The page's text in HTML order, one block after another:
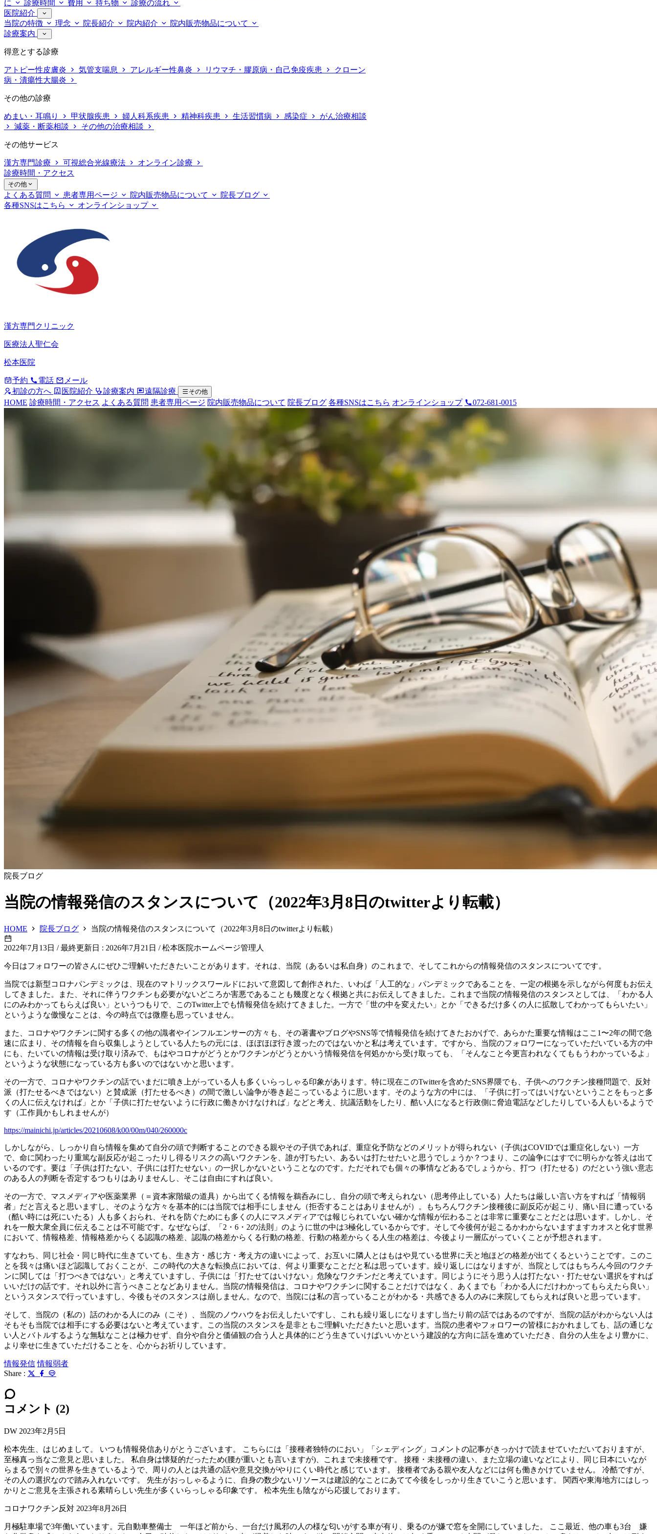
に
診療時間 費用 持ち物
診療の流れ
医院紹介
当院の特徴
理念 院長紹介 院内紹介
院内販売物品について
診療案内
得意とする診療
アトピー性皮膚炎 気管支喘息 アレルギー性鼻炎 リウマチ・膠原病・自己免疫疾患
クローン
病・潰瘍性大腸炎
その他の診療
めまい・耳鳴り 甲状腺疾患 婦人科系疾患 精神科疾患 生活習慣病 感染症
がん治療相談
減薬・断薬相談
その他の治療相談
その他サービス
漢方専門診療 可視総合光線療法
オンライン診療
診療時間・アクセス
その他
よくある質問 患者専用ページ 院内販売物品について
院長ブログ
各種SNSはこちら
オンラインショップ
漢方専門クリニック
医療法人聖仁会
松本医院
予約 電話
メール
初診の方へ
医院紹介 診療案内 遠隔診療 その他
HOME 診療時間・アクセス よくある質問 患者専用ページ 院内販売物品について 院長ブログ 各種SNSはこちら オンラインショップ 072-681-0015
院長ブログ
当院の情報発信のスタンスについて（2022年3月8日のtwitterより転載）
HOME 院長ブログ 当院の情報発信のスタンスについて（2022年3月8日のtwitterより転載）
2022年7月13日 / 最終更新日 : 2026年7月21日 / 松本医院ホームページ管理人
今日はフォロワーの皆さんにぜひご理解いただきたいことがあります。それは、当院（あるいは私自身）のこれまで、そしてこれからの情報発信のスタンスについてです。
当院では新型コロナパンデミックは、現在のマトリックスワールドにおいて意図して創作された、いわば「人工的な」パンデミックであることを、一定の根拠を示しながら何度もお伝え
してきました。また、それに伴うワクチンも必要がないどころか害悪であることも幾度となく根拠と共にお伝えしてきました。これまで当院の情報発信のスタンスとしては、「わかる人
にのみわかってもらえば良い」というつもりで、このTwitter上でも情報発信を続けてきました。一方で「世の中を変えたい」とか「できるだけ多くの人に拡散してわかってもらいたい」
というような傲慢なことは、今の時点では微塵も思っていません。
また、コロナやワクチンに関する多くの他の識者やインフルエンサーの方々も、その著書やブログやSNS等で情報発信を続けてきたおかげで、あらかた重要な情報はここ1〜2年の間で急
速に広まり、その情報を自ら収集しようとしている人たちの元には、ほぼほぼ行き渡ったのではないかと私は考えています。ですから、当院のフォロワーになっていただいている方の中
にも、たいていの情報は受け取り済みで、もはやコロナがどうとかワクチンがどうとかいう情報発信を何処かから受け取っても、「そんなこと今更言われなくてももうわかっているよ」
というような状態になっている方も多いのではないかと思います。
その一方で、コロナやワクチンの話でいまだに噴き上がっている人も多くいらっしゃる印象があります。特に現在このTwitterを含めたSNS界隈でも、子供へのワクチン接種問題で、反対
派（打たせるべきではない）と賛成派（打たせるべき）の間で激しい論争が巻き起こっているように思います。そのような方の中には、「子供に打ってはいけないということをもっと多
くの人に伝えなければ」とか「子供に打たせないように行政に働きかけなければ」などと考え、抗議活動をしたり、酷い人になると行政側に脅迫電話などしたりしている人もいるようで
す（工作員かもしれませんが）
https://mainichi.jp/articles/20210608/k00/00m/040/260000c
しかしながら、しっかり自ら情報を集めて自分の頭で判断することのできる親やその子供であれば、重症化予防などのメリットが得られない（子供はCOVIDでは重症化しない）一方
で、命に関わったり重篤な副反応が起こったりし得るリスクの高いワクチンを、誰が打ちたい、あるいは打たせたいと思うでしょうか？つまり、この論争にはすでに明らかな答えは出て
いるのです。要は「子供は打たない、子供には打たせない」の一択しかないということなのです。ただそれでも個々の事情などあるでしょうから、打つ（打たせる）のだという強い意志
のある人の判断を否定するつもりはありませんし、そこは自由にすれば良い。
その一方で、マスメディアや医薬業界（＝資本家階級の道具）から出てくる情報を鵜呑みにし、自分の頭で考えられない（思考停止している）人たちは厳しい言い方をすれば「情報弱
者」だと言えると思いますし、そのような方々を基本的には当院では相手にしません（拒否することはありませんが）。もちろんワクチン接種後に副反応が起こり、痛い目に遭っている
（酷い時には死にいたる）人も多くおられ、それを防ぐためにも多くの人にマスメディアでは報じられていない確かな情報が伝わることは非常に重要なことだとは思います。しかし、そ
れを一般大衆全員に伝えることは不可能です。なぜならば、「2・6・2の法則」のように世の中は3極化しているからです。そして今後何が起こるかわからないますますカオスと化す世界
において、情報格差、情報格差からくる認識の格差、認識の格差からくる行動の格差、行動の格差からくる人生の格差は、今後より一層広がっていくことが予想されます。
すなわち、同じ社会・同じ時代に生きていても、生き方・感じ方・考え方の違いによって、お互いに隣人とはもはや見ている世界に天と地ほどの格差が出てくるということです。このこ
とを我々は痛いほど認識しておくことが、この時代の大きな転換点においては、何より重要なことだと私は思っています。繰り返しにはなりますが、当院としてはもちろん今回のワクチ
ンに関しては「打つべきではない」と考えていますし、子供には「打たせてはいけない」危険なワクチンだと考えています。同じようにそう思う人は打たない・打たせない選択をすれば
いいだけの話です。それ以外に言うべきことなどありません。当院の情報発信は、コロナやワクチンに関することだけではなく、あくまでも「わかる人にだけわかってもらえたら良い」
というスタンスで行っていますし、今後もそのスタンスは崩しません。なので、当院には私の言っていることがわかる・共感できる人のみに来院してもらえれば良いと思っています。
そして、当院の（私の）話のわかる人にのみ（こそ）、当院のノウハウをお伝えしたいですし、これも繰り返しになりますし当たり前の話ではあるのですが、当院の話がわからない人は
そもそも当院では相手にする必要はないと考えています。この当院のスタンスを是非ともご理解いただきたいと思います。当院の患者やフォロワーの皆様におかれましても、話の通じな
い人とバトルするような無駄なことは極力せず、自分や自分と価値観の合う人と具体的にどう生きていけばいいかという建設的な方向に話を進めていただき、自分の人生をより豊かに、
より幸せに生きていただけることを、心からお祈りしています。
情報発信 情報弱者
Share :
コメント (2)
DW 2023年2月5日
松本先生、はじめまして。 いつも情報発信ありがとうございます。 こちらには「接種者独特のにおい」「シェディング」コメントの記事がきっかけで読ませていただいておりますが、
至極真っ当なご意見と思いました。 私自身は懐疑的だったため(腰が重いとも言いますが)、これまで未接種です。 接種・未接種の違い、また立場の違いなどにより、同じ日本にいなが
らまるで別々の世界を生きているようで、周りの人とは共通の話や意見交換がやりにくい時代と感じています。 接種者である親や友人などには何も働きかけていません。 冷酷ですが、
その人の選択なので踏み入れないです。 先生がおっしゃるように、自身の数少ないリソースは建設的なことにあてて今後をしっかり生きていこうと思います。 関西や東海地方にはしっ
かりとご意見を主張される素晴らしい先生が多くいらっしゃる印象です。 松本先生も陰ながら応援しております。
コロナワクチン反対 2023年8月26日
月極駐車場で3年働いています。元自動車整備士 一年ほど前から、一台だけ風邪の人の様な匂いがする車が有り、乗るのが嫌で窓を全開にしていました。 ここ最近、他の車も3台 嫌